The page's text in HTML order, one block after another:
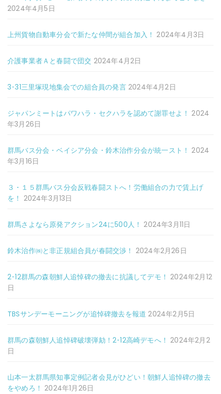
2024年4月5日
上州貨物自動車分会で新たな仲間が組合加入！ 2024年4月3日
介護事業者Ａと春闘で団交 2024年4月2日
3･31三里塚現地集会での組合員の発言 2024年4月2日
ジャパンミートはパワハラ・セクハラを認めて謝罪せよ！ 2024
年3月26日
群馬バス分会・ベイシア分会・鈴木治作分会が統一スト！ 2024
年3月16日
３・１５群馬バス分会反戦春闘ストへ！労働組合の力で賃上げ
を！ 2024年3月13日
群馬さよなら原発アクション24に500人！ 2024年3月11日
鈴木治作㈱と非正規組合員が春闘交渉！ 2024年2月26日
2･12群馬の森朝鮮人追悼碑の撤去に抗議してデモ！ 2024年2月12
日
TBSサンデーモーニングが追悼碑撤去を報道 2024年2月5日
群馬の森朝鮮人追悼碑破壊弾劾！2･12高崎デモへ！ 2024年2月2
日
山本一太群馬県知事定例記者会見がひどい！朝鮮人追悼碑の撤去
をやめろ！ 2024年1月26日